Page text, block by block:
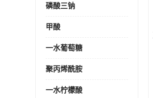
磷酸三钠
甲酸
一水葡萄糖
聚丙烯酰胺
一水柠檬酸